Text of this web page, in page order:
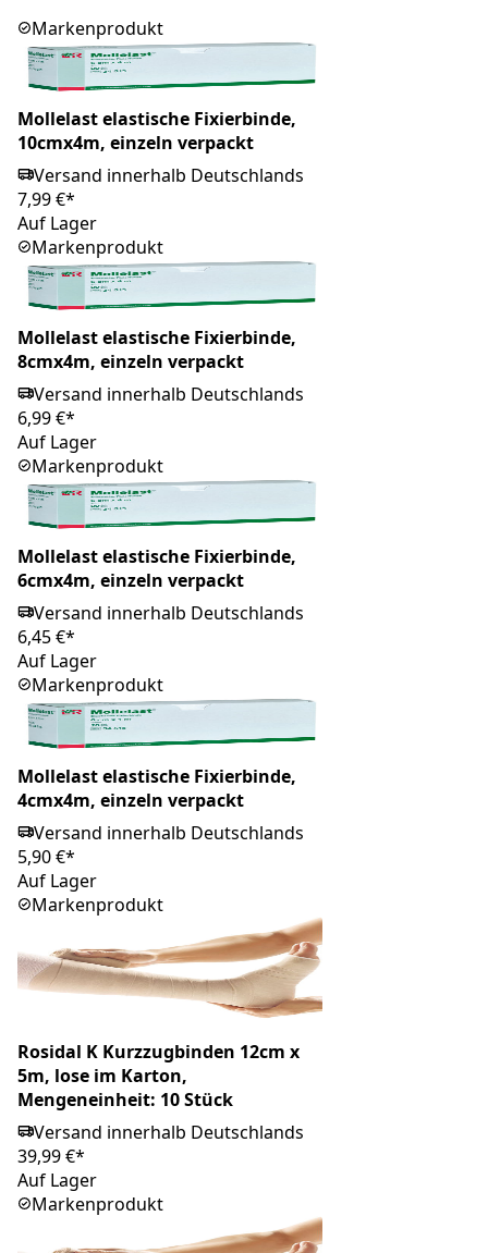
Markenprodukt
Mollelast elastische Fixierbinde,
10cmx4m, einzeln verpackt
Versand innerhalb Deutschlands
7,99 €*
Auf Lager
Markenprodukt
Mollelast elastische Fixierbinde,
8cmx4m, einzeln verpackt
Versand innerhalb Deutschlands
6,99 €*
Auf Lager
Markenprodukt
Mollelast elastische Fixierbinde,
6cmx4m, einzeln verpackt
Versand innerhalb Deutschlands
6,45 €*
Auf Lager
Markenprodukt
Mollelast elastische Fixierbinde,
4cmx4m, einzeln verpackt
Versand innerhalb Deutschlands
5,90 €*
Auf Lager
Markenprodukt
Rosidal K Kurzzugbinden 12cm x
5m, lose im Karton,
Mengeneinheit: 10 Stück
Versand innerhalb Deutschlands
39,99 €*
Auf Lager
Markenprodukt